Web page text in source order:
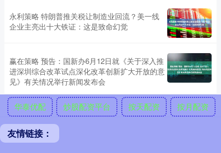
永利策略 特朗普推关税让制造业回流？美一线
企业主亮出十大铁证：这是致命幻觉
赢在策略 预告：国新办6月12日就《关于深入推
进深圳综合改革试点深化改革创新扩大开放的意
见》有关情况举行新闻发布会
华泰优配 炒股配资平台 按天配资 按月配资
友情链接：